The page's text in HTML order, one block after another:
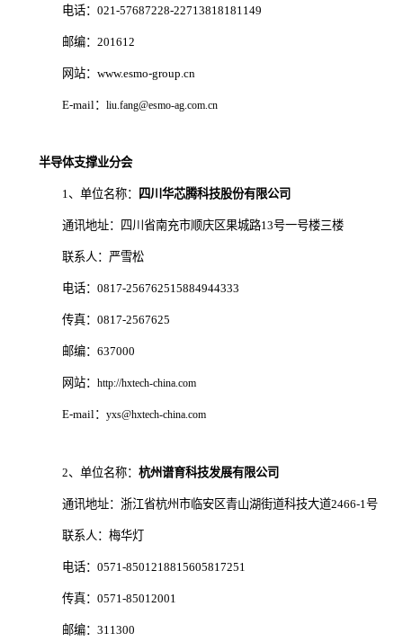
电话：021-57687228-22713818181149
邮编：201612
网站：www.esmo-group.cn
E-mail： liu.fang@esmo-ag.com.cn
半导体支撑业分会
1、单位名称： 四川华芯腾科技股份有限公司
通讯地址：四川省南充市顺庆区果城路13号一号楼三楼
联系人：严雪松
电话：0817-256762515884944333
传真：0817-2567625
邮编：637000
网站： http://hxtech-china.com
E-mail： yxs@hxtech-china.com
2、单位名称： 杭州谱育科技发展有限公司
通讯地址：浙江省杭州市临安区青山湖街道科技大道2466-1号
联系人：梅华灯
电话：0571-8501218815605817251
传真：0571-85012001
邮编：311300